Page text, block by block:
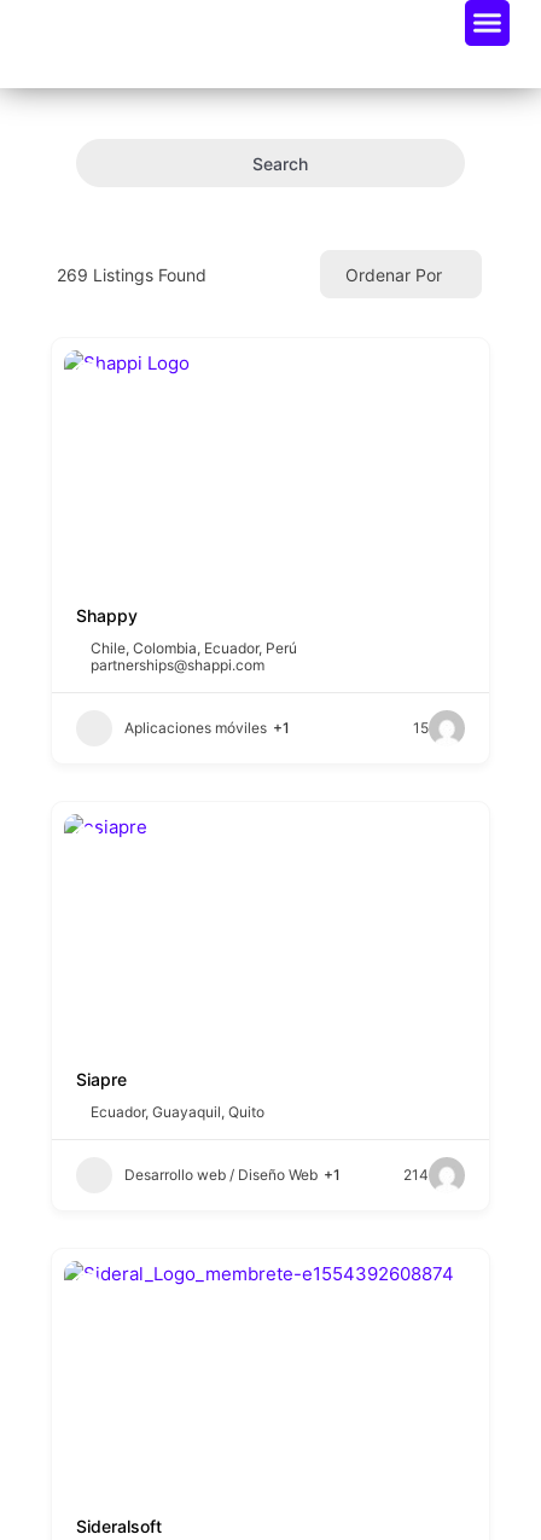
Search
269 Listings Found Ordenar Por
Shappy
Chile,Colombia, Ecuador, Perú
partnerships@shappi.com
Aplicaciones móviles +1 15
Siapre
Ecuador,Guayaquil,Quito
Desarrollo web / Diseño Web +1 214
Sideralsoft